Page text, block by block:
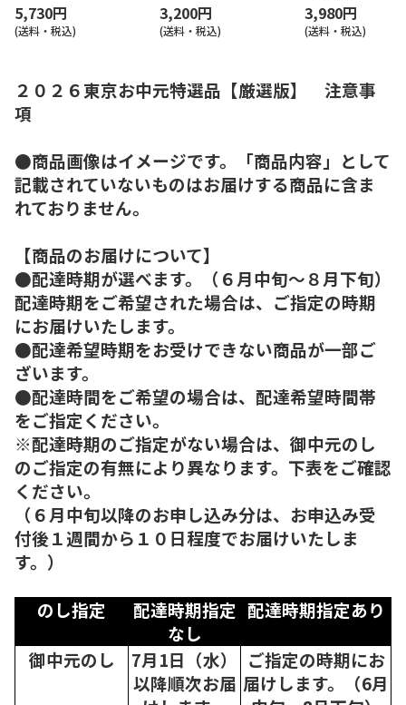
5,730円
(送料・税込)
3,200円
(送料・税込)
3,980円
(送料・税込)
２０２６東京お中元特選品【厳選版】 注意事
項
●商品画像はイメージです。「商品内容」として
記載されていないものはお届けする商品に含ま
れておりません。
【商品のお届けについて】
●配達時期が選べます。（６月中旬～８月下旬）
配達時期をご希望された場合は、ご指定の時期
にお届けいたします。
●配達希望時期をお受けできない商品が一部ご
ざいます。
●配達時間をご希望の場合は、配達希望時間帯
をご指定ください。
※配達時期のご指定がない場合は、御中元のし
のご指定の有無により異なります。下表をご確認
ください。
（６月中旬以降のお申し込み分は、お申込み受
付後１週間から１０日程度でお届けいたしま
す。）
のし指定
配達時期指定
なし
配達時期指定あり
御中元のし
7月1日（水）
以降順次お届
ご指定の時期にお
届けします。（6月